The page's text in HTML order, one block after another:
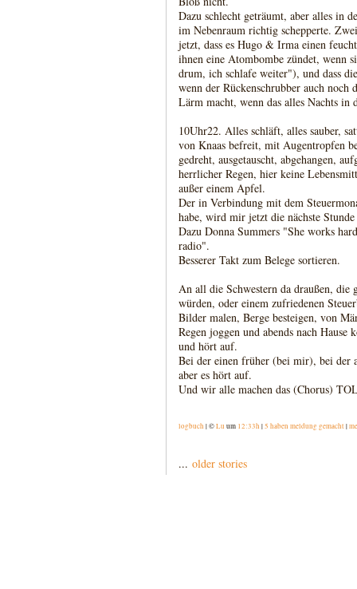
Dazu schlecht geträumt, aber alles in
im Nebenraum richtig schepperte.
jetzt, dass es Hugo & Irma einen
ihnen eine Atombombe zündet, wenn
drum, ich schlafe weiter"), und dass
wenn der Rückenschrubber auch noch
Lärm macht, wenn das alles Nachts in
10Uhr22. Alles schläft, alles sauber,
von Knaas befreit, mit Augentropfen
gedreht, ausgetauscht, abgehangen,
herrlicher Regen, hier keine
außer einem Apfel.
Der in Verbindung mit dem
habe, wird mir jetzt die nächste
Dazu Donna Summers "She works
radio".
Besserer Takt zum Belege sortieren.
An all die Schwestern da draußen, die
würden, oder einem zufriedenen
Bilder malen, Berge besteigen, von
Regen joggen und abends nach
und hört auf.
Bei der einen früher (bei mir), bei der
aber es hört auf.
Und wir alle machen das (Chorus)
logbuch | ©Lu um 12:33h |5 haben meldung gemacht|
... older stories